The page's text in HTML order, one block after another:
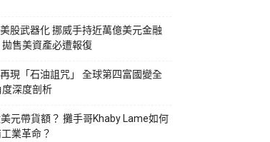
股武器化 挪威手持近萬億美元金融
售美資產必遭報復
現「石油詛咒」 全球第四富國變全
度深度剖析
元帶貨額？ 攤手哥Khaby Lame如何
業革命？